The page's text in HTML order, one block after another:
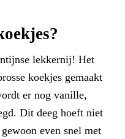
lekkernij! Het
koekjes gemaakt
er nog vanille,
Dit deeg hoeft niet
even snel met